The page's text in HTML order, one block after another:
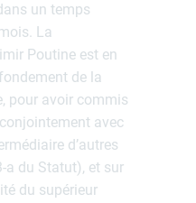
un temps
La
Poutine est en
de la
pour avoir commis
avec
d’autres
a du Statut), et sur
du supérieur